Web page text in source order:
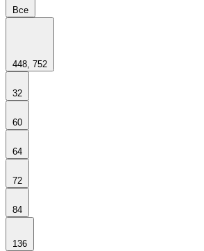
Все
448, 752
32
60
64
72
84
136